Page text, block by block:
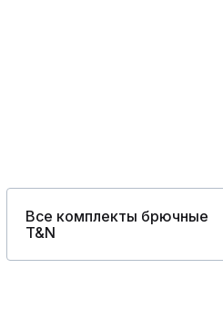
Все комплекты брючные
T&N